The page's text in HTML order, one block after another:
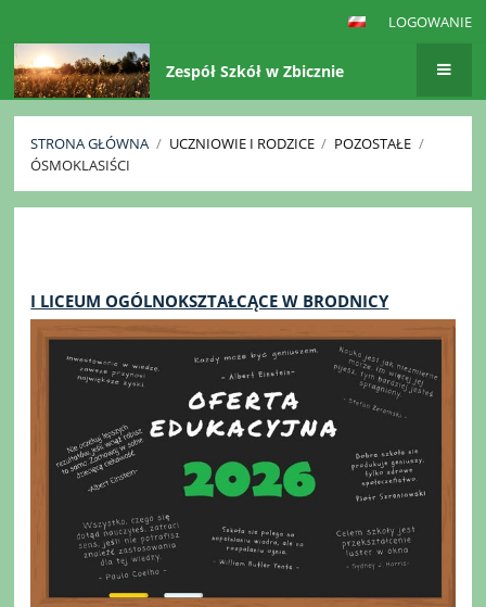
LOGOWANIE
Zespół Szkół w Zbicznie
STRONA GŁÓWNA / UCZNIOWIE I RODZICE / POZOSTAŁE /
ÓSMOKLASIŚCI
I LICEUM OGÓLNOKSZTAŁCĄCE W BRODNICY